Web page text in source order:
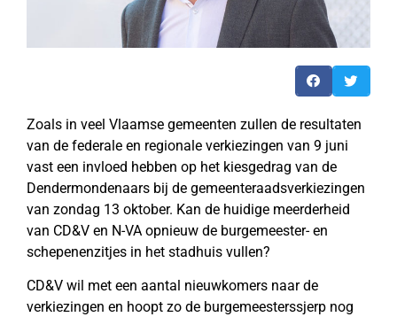
Zoals in veel Vlaamse gemeenten zullen de resultaten
van de federale en regionale verkiezingen van 9 juni
vast een invloed hebben op het kiesgedrag van de
Dendermondenaars bij de gemeenteraadsverkiezingen
van zondag 13 oktober. Kan de huidige meerderheid
van CD&V en N-VA opnieuw de burgemeester- en
schepenenzitjes in het stadhuis vullen?
CD&V wil met een aantal nieuwkomers naar de
verkiezingen en hoopt zo de burgemeesterssjerp nog